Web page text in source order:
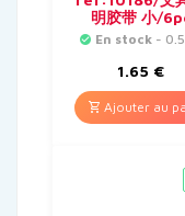
明胶带 小/
En stock -
1.65 €
Ajouter au